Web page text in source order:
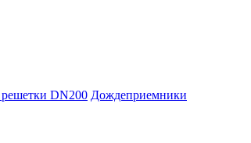
DN200 Дождеприемники